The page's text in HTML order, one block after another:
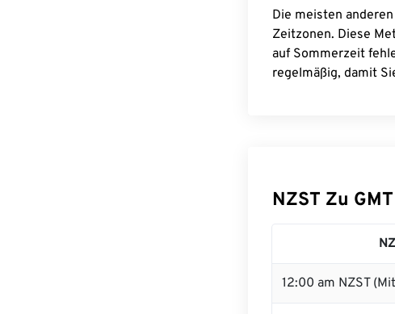
Die meisten
Zeitzonen. Diese
auf Sommerzeit
regelmäßig, damit
NZST Zu
12:00 am NZST